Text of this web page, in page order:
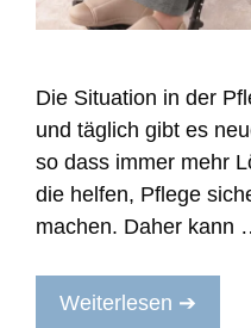
Die Situation in der
und täglich gibt es
so dass immer mehr
die helfen, Pflege
machen. Daher kann
Weiterlesen ➔